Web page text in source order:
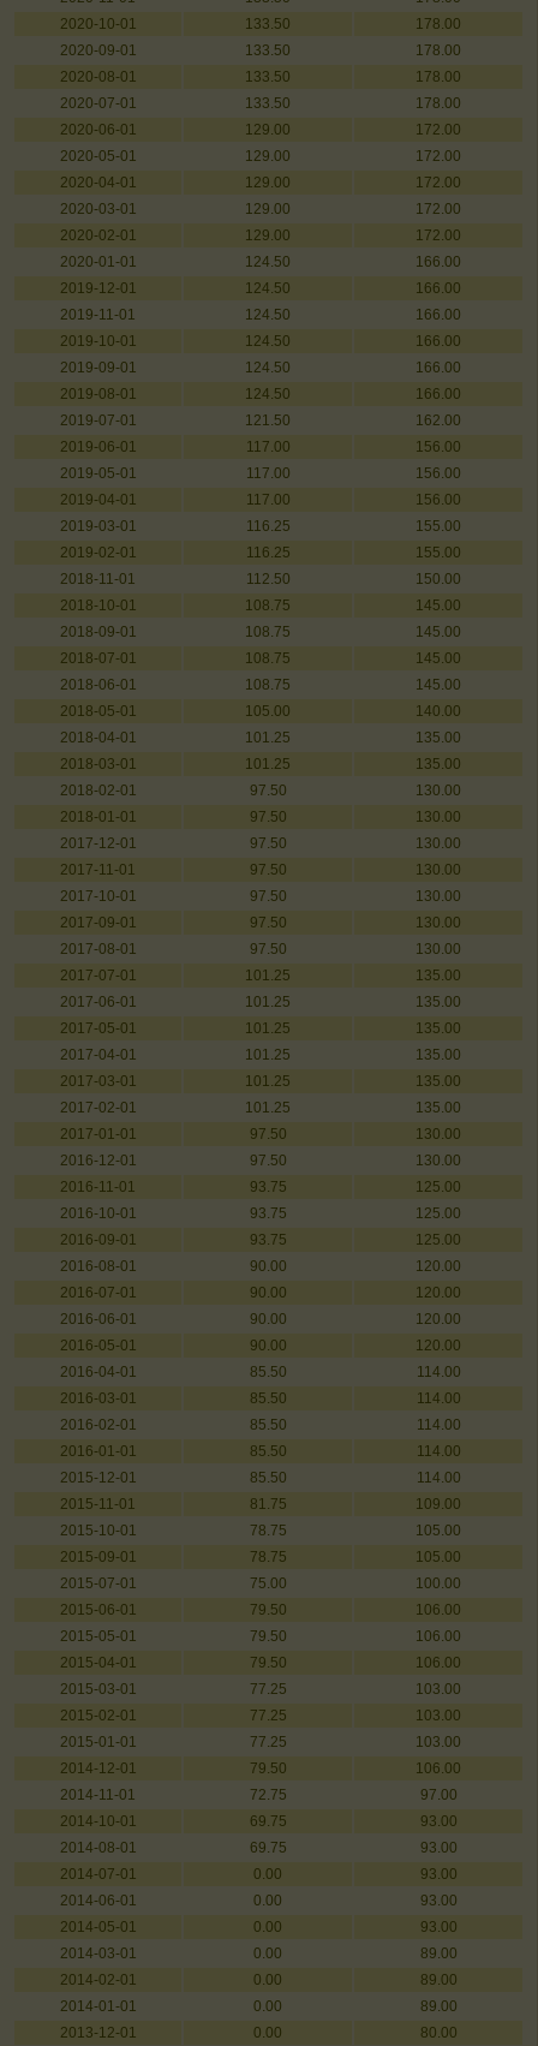
2020-10-01
133.50
178.00
2020-09-01
133.50
178.00
2020-08-01
133.50
178.00
2020-07-01
133.50
178.00
2020-06-01
129.00
172.00
2020-05-01
129.00
172.00
2020-04-01
129.00
172.00
2020-03-01
129.00
172.00
2020-02-01
129.00
172.00
2020-01-01
124.50
166.00
2019-12-01
124.50
166.00
2019-11-01
124.50
166.00
2019-10-01
124.50
166.00
2019-09-01
124.50
166.00
2019-08-01
124.50
166.00
2019-07-01
121.50
162.00
2019-06-01
117.00
156.00
2019-05-01
117.00
156.00
2019-04-01
117.00
156.00
2019-03-01
116.25
155.00
2019-02-01
116.25
155.00
2018-11-01
112.50
150.00
2018-10-01
108.75
145.00
2018-09-01
108.75
145.00
2018-07-01
108.75
145.00
2018-06-01
108.75
145.00
2018-05-01
105.00
140.00
2018-04-01
101.25
135.00
2018-03-01
101.25
135.00
2018-02-01
97.50
130.00
2018-01-01
97.50
130.00
2017-12-01
97.50
130.00
2017-11-01
97.50
130.00
2017-10-01
97.50
130.00
2017-09-01
97.50
130.00
2017-08-01
97.50
130.00
2017-07-01
101.25
135.00
2017-06-01
101.25
135.00
2017-05-01
101.25
135.00
2017-04-01
101.25
135.00
2017-03-01
101.25
135.00
2017-02-01
101.25
135.00
2017-01-01
97.50
130.00
2016-12-01
97.50
130.00
2016-11-01
93.75
125.00
2016-10-01
93.75
125.00
2016-09-01
93.75
125.00
2016-08-01
90.00
120.00
2016-07-01
90.00
120.00
2016-06-01
90.00
120.00
2016-05-01
90.00
120.00
2016-04-01
85.50
114.00
2016-03-01
85.50
114.00
2016-02-01
85.50
114.00
2016-01-01
85.50
114.00
2015-12-01
85.50
114.00
2015-11-01
81.75
109.00
2015-10-01
78.75
105.00
2015-09-01
78.75
105.00
2015-07-01
75.00
100.00
2015-06-01
79.50
106.00
2015-05-01
79.50
106.00
2015-04-01
79.50
106.00
2015-03-01
77.25
103.00
2015-02-01
77.25
103.00
2015-01-01
77.25
103.00
2014-12-01
79.50
106.00
2014-11-01
72.75
97.00
2014-10-01
69.75
93.00
2014-08-01
69.75
93.00
2014-07-01
0.00
93.00
2014-06-01
0.00
93.00
2014-05-01
0.00
93.00
2014-03-01
0.00
89.00
2014-02-01
0.00
89.00
2014-01-01
0.00
89.00
2013-12-01
0.00
80.00